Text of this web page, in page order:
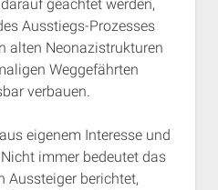
geachtet werden,
Ausstiegs-Prozesses
alten Neonazistrukturen
Weggefährten
verbauen.
eigenem Interesse und
immer bedeutet das
Aussteiger berichtet,